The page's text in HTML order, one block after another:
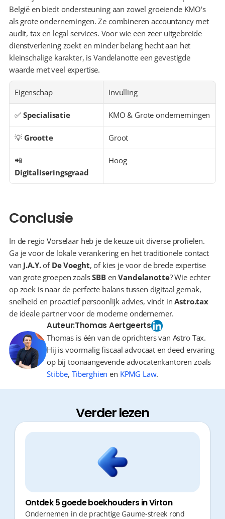
België en biedt ondersteuning aan zowel groeiende KMO's
als grote ondernemingen. Ze combineren accountancy met
audit, tax en legal services. Voor wie een zeer uitgebreide
dienstverlening zoekt en minder belang hecht aan het
kleinschalige karakter, is Vandelanotte een gevestigde
waarde met veel expertise.
Eigenschap Invulling
✅ Specialisatie KMO & Grote ondernemingen
💡 Grootte Groot
Digitaliseringsgraad
Hoog
Conclusie
In de regio Vorselaar heb je de keuze uit diverse profielen.
Ga je voor de lokale verankering en het traditionele contact
van J.A.Y. of De Voeght, of kies je voor de brede expertise
van grote groepen zoals SBB en Vandelanotte? Wie echter
op zoek is naar de perfecte balans tussen digitaal gemak,
snelheid en proactief persoonlijk advies, vindt in Astro.tax
de ideale partner voor de moderne ondernemer.
Auteur:Thomas Aertgeerts
Thomas is één van de oprichters van Astro Tax.
Hij is voormalig fiscaal advocaat en deed ervaring
op bij toonaangevende advocatenkantoren zoals
Stibbe, Tiberghien en KPMG Law.
Verder lezen
Ontdek 5 goede boekhouders in Virton
Ondernemen in de prachtige Gaume-streek rond